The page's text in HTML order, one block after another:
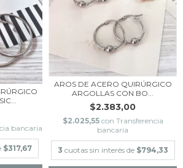
bancaria
$317,67
AROS DE ACERO QUIRÚRGICO
ARGOLLAS CON BO...
$2.383,00
$2.025,55 con Transferencia
bancaria
3 cuotas sin interés de $794,33